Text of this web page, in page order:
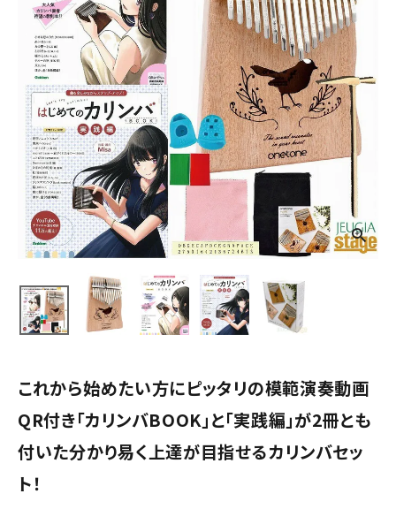
これから始めたい方にピッタリの模範演奏動画
QR付き「カリンバBOOK」と「実践編」が2冊とも
付いた分かり易く上達が目指せるカリンバセッ
ト！